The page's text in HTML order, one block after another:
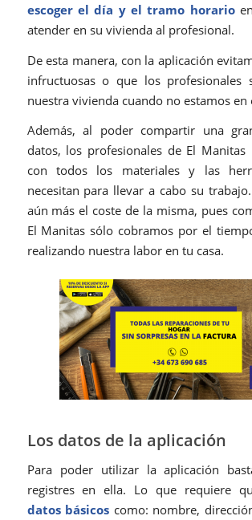
escoger el día y el tramo horario
atender en su vivienda al profesional.
De esta manera, con la aplicación
infructuosas o que los profesionales
nuestra vivienda cuando no estamos en
Además, al poder compartir una
datos, los profesionales de El Manitas
con todos los materiales y las
necesitan para llevar a cabo su
aún más el coste de la misma, pues
El Manitas sólo cobramos por el
realizando nuestra labor en tu casa.
Los datos de la aplicación
Para poder utilizar la aplicación
registres en ella. Lo que requiere
datos básicos como: nombre,